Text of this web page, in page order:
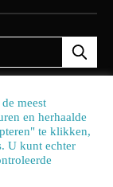
meest
en herhaalde
te klikken,
U kunt echter